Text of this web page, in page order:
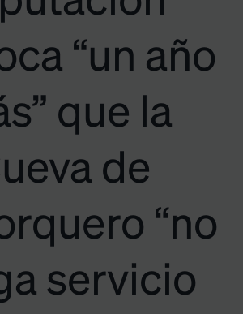
“un año
que la
de
“no
servicio